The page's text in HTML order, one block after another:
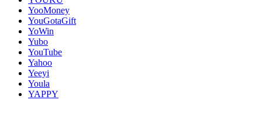
YooMoney
YouGotaGift
YoWin
Yubo
YouTube
Yahoo
Yeeyi
Youla
YAPPY